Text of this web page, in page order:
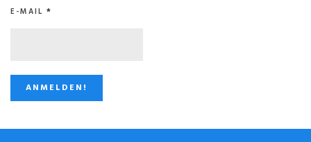
E-MAIL *